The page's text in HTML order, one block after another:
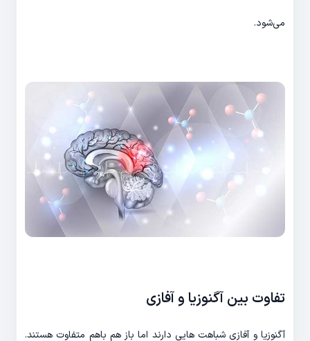
می‌شود.
تفاوت بین آگنوزیا و آفازی
آگنوزیا و آفازی شباهت هایی دارند اما باز هم باهم متفاوت هستند.